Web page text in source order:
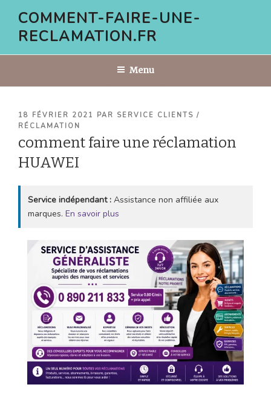
contenu
COMMENT-FAIRE-UNE-
RECLAMATION.FR
Menu
PUBLIÉ
LE
18 FÉVRIER 2021 PAR SERVICE CLIENTS /
RÉCLAMATION
comment faire une réclamation
HUAWEI
Service indépendant : Assistance non affiliée aux
marques. En savoir plus